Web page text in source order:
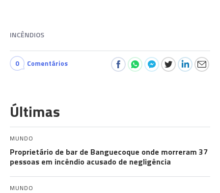
INCÊNDIOS
0 Comentários
Últimas
MUNDO
Proprietário de bar de Banguecoque onde morreram 37
pessoas em incêndio acusado de negligência
MUNDO